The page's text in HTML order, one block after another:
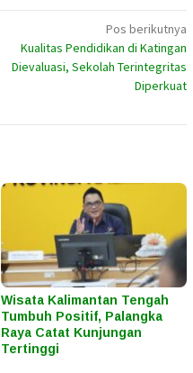
Pos berikutnya
Kualitas Pendidikan di Katingan
Dievaluasi, Sekolah Terintegritas
Diperkuat
Wisata Kalimantan Tengah
Tumbuh Positif, Palangka
Raya Catat Kunjungan
Tertinggi